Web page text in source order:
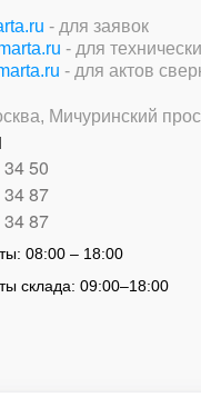
- для заявок
- для
- для актов
Мичуринский
50
34 87
34 87
08:00 – 18:00
склада:09:00–18:00